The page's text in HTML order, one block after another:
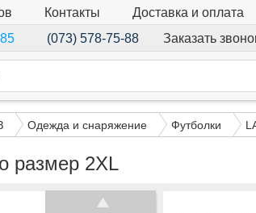
Контакты Доставка и оплата
(073) 578-75-88 Заказать
Одежда и снаряжение Футболки
размер 2XL